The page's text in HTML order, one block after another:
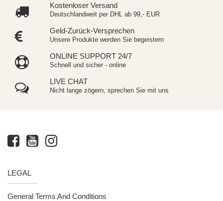
Kostenloser Versand
Deutschlandweit per DHL ab 99,- EUR
Geld-Zurück-Versprechen
Unsere Produkte werden Sie begeistern
ONLINE SUPPORT 24/7
Schnell und sicher - online
LIVE CHAT
Nicht lange zögern, sprechen Sie mit uns
LEGAL
General Terms And Conditions